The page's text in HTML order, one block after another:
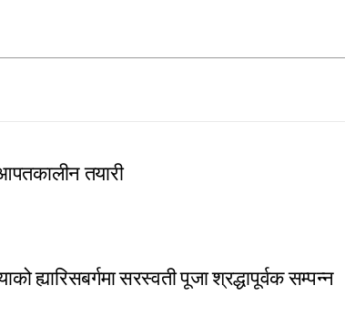
तयारी
ह्यारिसबर्गमा सरस्वती पूजा श्रद्धापूर्वक सम्पन्न